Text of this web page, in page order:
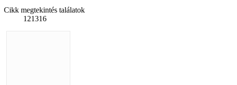
Cikk megtekintés találatok
121316